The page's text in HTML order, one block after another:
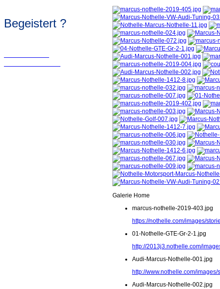
Galerie Home
marcus-nothelle-2019-403.jpg
https://nothelle.com/images/
01-Nothelle-GTE-Gr-2-1.jpg
http://2013j3.nothelle.com/
Audi-Marcus-Nothelle-001.jpg
http://www.nothelle.com/
Audi-Marcus-Nothelle-002.jpg
Begeistert ?